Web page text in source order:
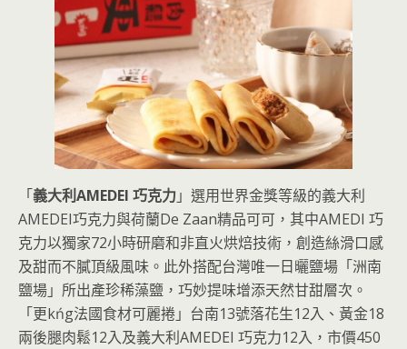
「義大利AMEDEI 巧克力 」選用世界金獎等級的義大利
AMEDEI巧克力與荷蘭De Zaan精品可可，其中AMEDI 巧
克力以獨家72小時研磨和非直火烘焙技術，創造絲滑口感
及甜而不膩頂級風味。此外搭配台灣唯一日曬鹽場「洲南
鹽場」所出產珍稀藻鹽，巧妙提味增添天然甘甜層次。
「更kńg法國食材可麗捲」台南13號落花生12入、黃金18
兩後腿肉鬆12入及義大利AMEDEI 巧克力12入，市價450